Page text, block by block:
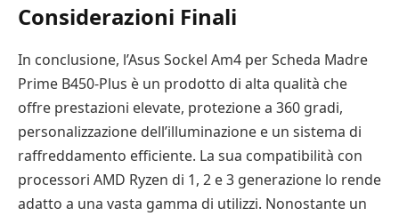
Considerazioni Finali
In conclusione, l’Asus Sockel Am4 per Scheda Madre
Prime B450-Plus è un prodotto di alta qualità che
offre prestazioni elevate, protezione a 360 gradi,
personalizzazione dell’illuminazione e un sistema di
raffreddamento efficiente. La sua compatibilità con
processori AMD Ryzen di 1, 2 e 3 generazione lo rende
adatto a una vasta gamma di utilizzi. Nonostante un